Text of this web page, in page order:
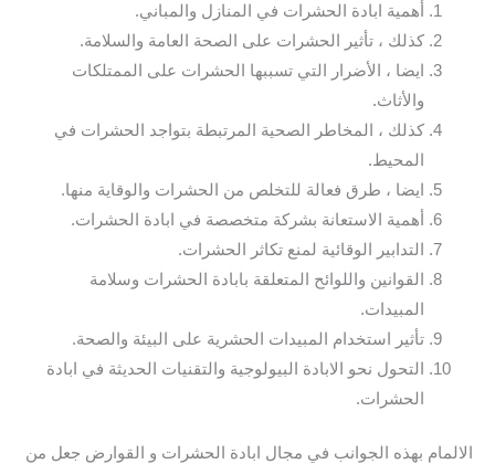
أهمية ابادة الحشرات في المنازل والمباني.
كذلك ، تأثير الحشرات على الصحة العامة والسلامة.
ايضا ، الأضرار التي تسببها الحشرات على الممتلكات
والأثاث.
كذلك ، المخاطر الصحية المرتبطة بتواجد الحشرات في
المحيط.
ايضا ، طرق فعالة للتخلص من الحشرات والوقاية منها.
أهمية الاستعانة بشركة متخصصة في ابادة الحشرات.
التدابير الوقائية لمنع تكاثر الحشرات.
القوانين واللوائح المتعلقة بابادة الحشرات وسلامة
المبيدات.
تأثير استخدام المبيدات الحشرية على البيئة والصحة.
التحول نحو الابادة البيولوجية والتقنيات الحديثة في ابادة
الحشرات.
الالمام بهذه الجوانب في مجال ابادة الحشرات و القوارض جعل من